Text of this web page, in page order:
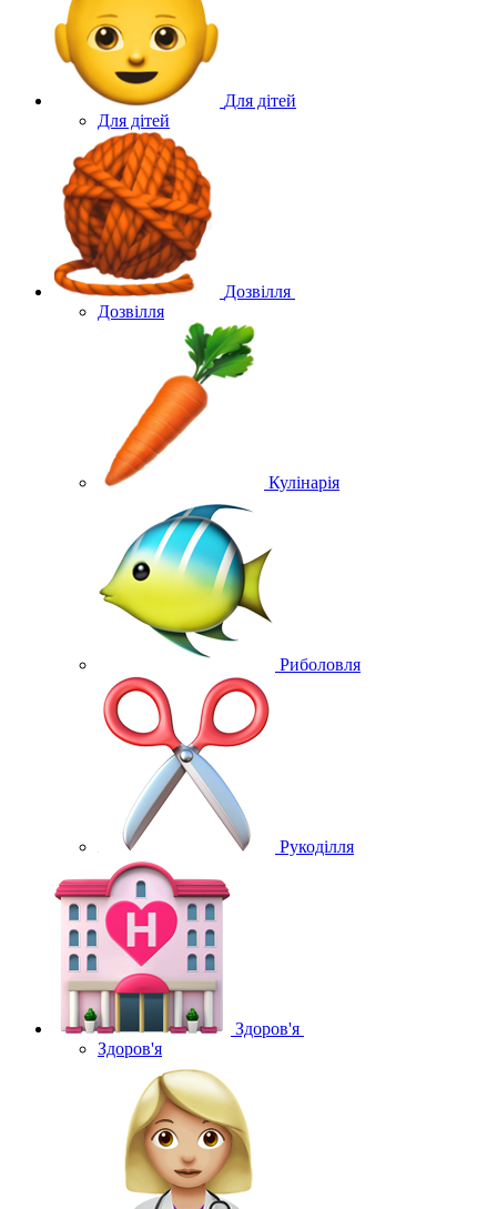
Для дітей
Для дітей
Дозвілля
Дозвілля
Кулінарія
Риболовля
Рукоділля
Здоров'я
Здоров'я